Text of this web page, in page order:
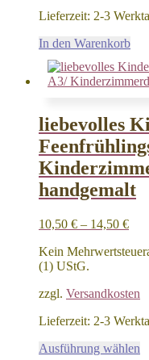
Lieferzeit: 2-3
In den Warenkorb
liebevolles
handgemalt
10,50 € – 14,50 €
Kein
(1) UStG.
zzgl. Versandkosten
Lieferzeit: 2-3
Ausführung wählen